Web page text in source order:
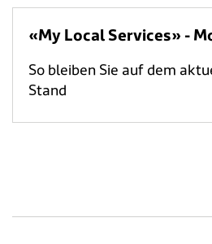
«My Local Services» -
So bleiben Sie auf dem
Stand